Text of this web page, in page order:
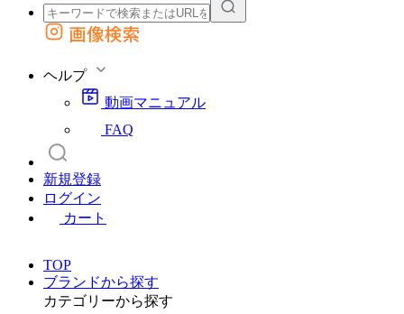
外部サイトの商品をカートに追加
画像検索
ヘルプ
動画マニュアル
FAQ
新規登録
ログイン
カート
TOP
ブランドから探す
カテゴリーから探す